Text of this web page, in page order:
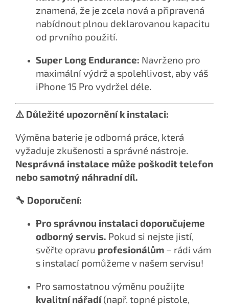
znamená, že je zcela nová a připravená
nabídnout plnou deklarovanou kapacitu
od prvního použití.
Super Long Endurance: Navrženo pro
maximální výdrž a spolehlivost, aby váš
iPhone 15 Pro vydržel déle.
⚠️ Důležité upozornění k instalaci:
Výměna baterie je odborná práce, která
vyžaduje zkušenosti a správné nástroje.
Nesprávná instalace může poškodit telefon
nebo samotný náhradní díl.
🔧 Doporučení:
Pro správnou instalaci doporučujeme
odborný servis. Pokud si nejste jistí,
svěřte opravu profesionálům – rádi vám
s instalací pomůžeme v našem servisu!
Pro samostatnou výměnu použijte
kvalitní nářadí(např. topné pistole,